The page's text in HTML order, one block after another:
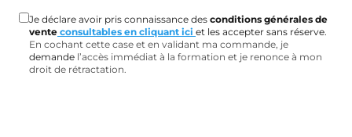
Je déclare avoir pris connaissance des conditions générales de
vente consultables en cliquant ici et les accepter sans réserve.
En cochant cette case et en validant ma commande, je
demande l’accès immédiat à la formation et je renonce à mon
droit de rétractation.